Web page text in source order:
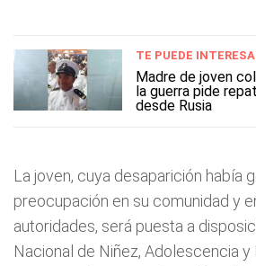
TE PUEDE
Madre de joven
la guerra pide
desde Rusia
La joven, cuya desaparición había
preocupación en su comunidad y
autoridades, será puesta a
Nacional de Niñez, Adolescencia y